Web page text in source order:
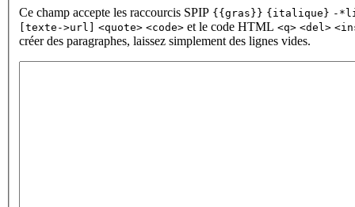
Ce champ accepte les raccourcis SPIP {{gras}} {italique} -
[texte->url]
<quote> <code> et le code HTML <q> <del>
créer des paragraphes, laissez simplement des lignes vides.